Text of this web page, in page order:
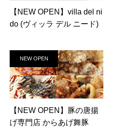
【NEW OPEN】villa del ni
do (ヴィッラ デル ニード)
NEW OPEN
【NEW OPEN】豚の唐揚
げ専門店 からあげ舞豚